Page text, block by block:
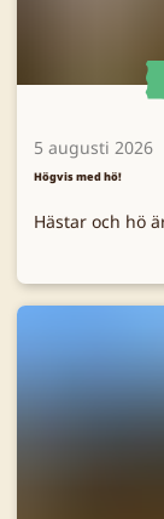
5 augusti 2026
Högvis med hö!
Hästar och hö